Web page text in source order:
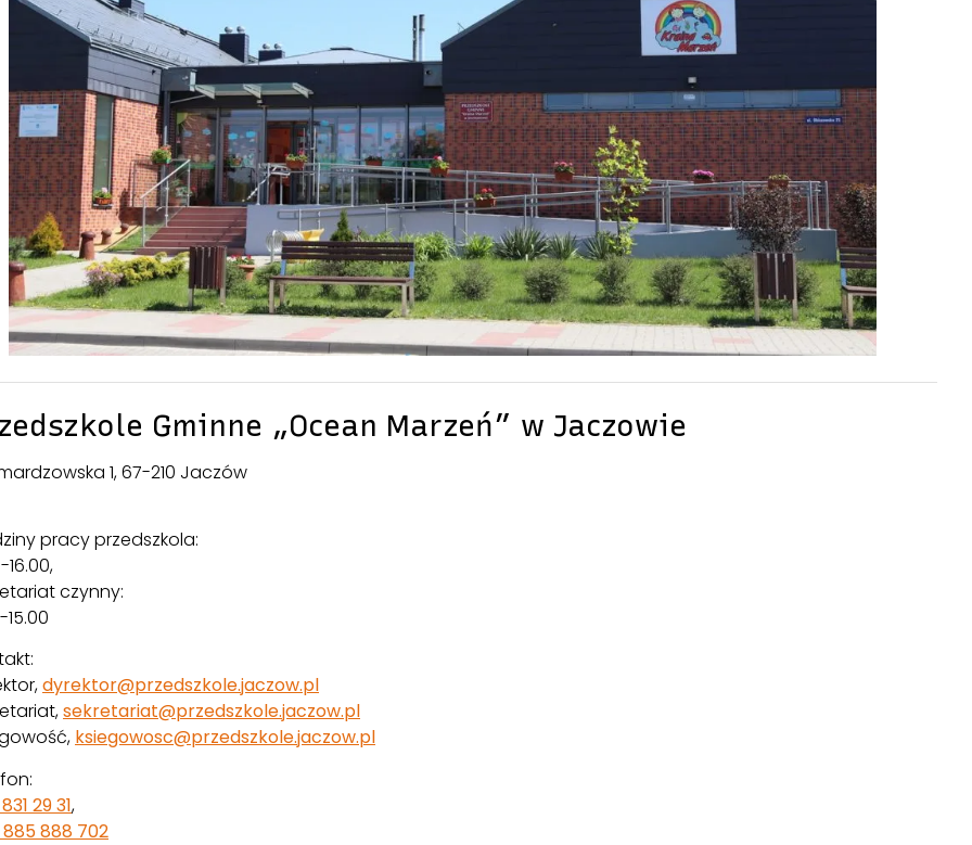
Gminne „Ocean Marzeń” w Jaczowie
1, 67-210 Jaczów
pracy przedszkola:
czynny:
dyrektor@przedszkole.jaczow.pl
sekretariat@przedszkole.jaczow.pl
ksiegowosc@przedszkole.jaczow.pl
29 31,
888 702